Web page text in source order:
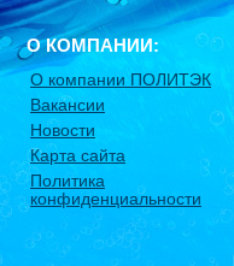
О КОМПАНИИ:
О компании ПОЛИТЭК
Вакансии
Новости
Карта сайта
Политика
конфиденциальности